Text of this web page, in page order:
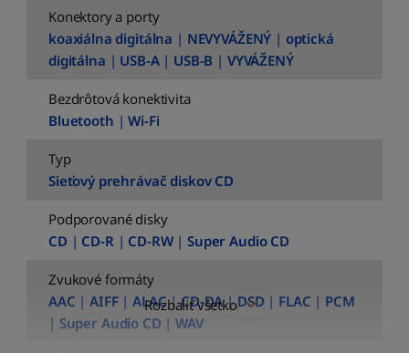
Konektory a porty
koaxiálna digitálna | NEVYVÁŽENÝ | optická
digitálna | USB-A| USB-B | VYVÁŽENÝ
Bezdrôtová konektivita
Bluetooth |Wi-Fi
Typ
Sieťový prehrávač diskov CD
Podporované disky
CD | CD-R| CD-RW|Super Audio CD
Zvukové formáty
AAC |AIFF|ALAC|CD-DA|DSD | FLAC | PCM
| Super Audio CD |WAV
Rozbaliť všetko